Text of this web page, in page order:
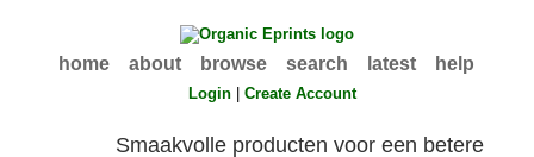
home about browse search latest help
Login |Create Account
Smaakvolle producten voor een betere